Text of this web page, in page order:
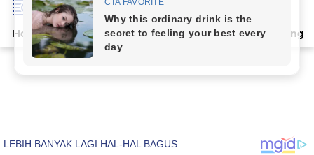
Home Terpopuler Indeks Artikel Deli Serdang